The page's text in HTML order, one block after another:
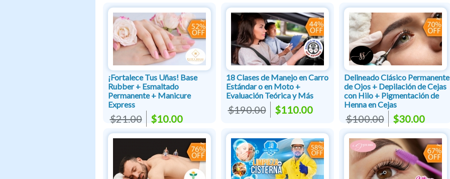
¡Fortalece Tus Uñas! Base
Rubber + Esmaltado
Permanente + Manicure
Express
$21.00 $10.00
18 Clases de Manejo en Carro
Estándar o en Moto +
Evaluación Teórica y Más
$190.00 $110.00
Delineado Clásico Permanente
de Ojos + Depilación de Cejas
con Hilo + Pigmentación de
Henna en Cejas
$100.00 $30.00